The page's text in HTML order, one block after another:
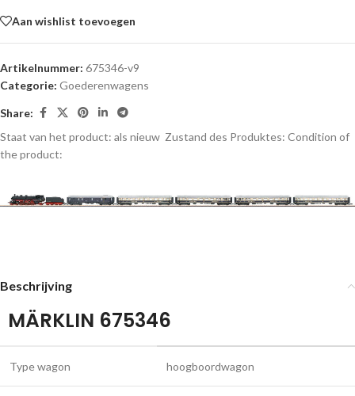
Aan wishlist toevoegen
Artikelnummer: 675346-v9
Categorie: Goederenwagens
Share:
Staat van het product: als nieuw Zustand des Produktes: Condition of
the product:
Beschrijving
MÄRKLIN 675346
Type wagon hoogboordwagon